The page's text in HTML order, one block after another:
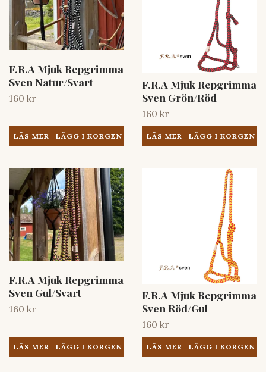
F.R.A Mjuk Repgrimma
Sven Natur/Svart
160 kr
LÄS MER
F.R.A Mjuk Repgrimma
Sven Grön/Röd
160 kr
LÄS MER
F.R.A Mjuk Repgrimma
Sven Gul/Svart
160 kr
LÄS MER
F.R.A Mjuk Repgrimma
Sven Röd/Gul
160 kr
LÄS MER